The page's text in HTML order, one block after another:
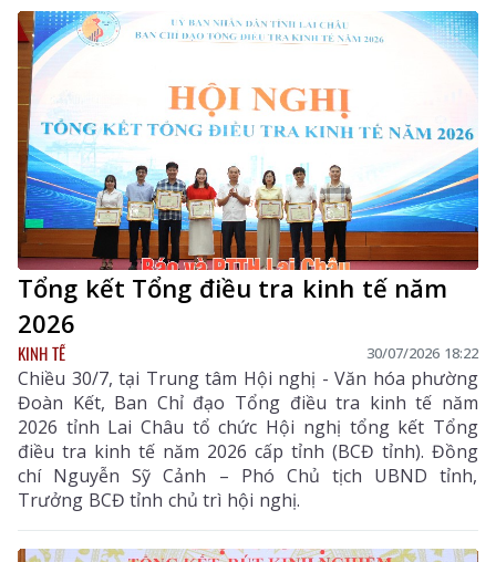
Tổng kết Tổng điều tra kinh tế năm
2026
KINH TẾ 30/07/2026 18:22
Chiều 30/7, tại Trung tâm Hội nghị - Văn hóa phường
Đoàn Kết, Ban Chỉ đạo Tổng điều tra kinh tế năm
2026 tỉnh Lai Châu tổ chức Hội nghị tổng kết Tổng
điều tra kinh tế năm 2026 cấp tỉnh (BCĐ tỉnh). Đồng
chí Nguyễn Sỹ Cảnh – Phó Chủ tịch UBND tỉnh,
Trưởng BCĐ tỉnh chủ trì hội nghị.